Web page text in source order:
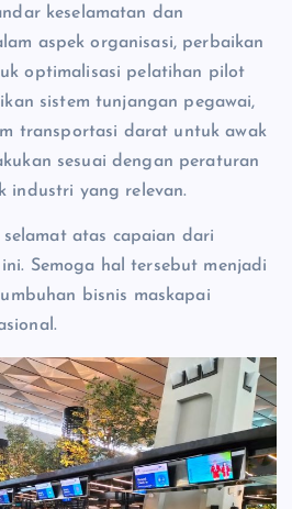
keselamatan dan
aspek organisasi, perbaikan
optimalisasi pelatihan pilot
sistem tunjangan pegawai,
transportasi darat untuk awak
sesuai dengan peraturan
industri yang relevan.
atas capaian dari
Semoga hal tersebut menjadi
bisnis maskapai